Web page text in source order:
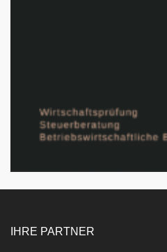
IHRE PARTNER